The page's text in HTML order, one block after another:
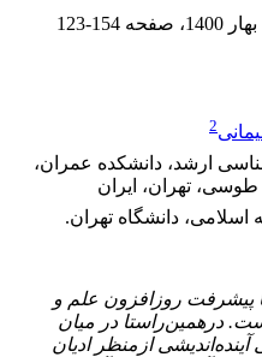
1400 ، صفحه 123-154
2
ارشد، دانشکده عمران،
تهران، ایران
اسلامی، دانشگاه تهران.
پیشرفت روزافزون علم و
درهمین‌راستا در میان
ازمنظر ادیان